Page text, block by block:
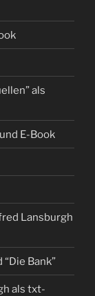
als
E-Book
Lansburgh
Bank”
als txt-